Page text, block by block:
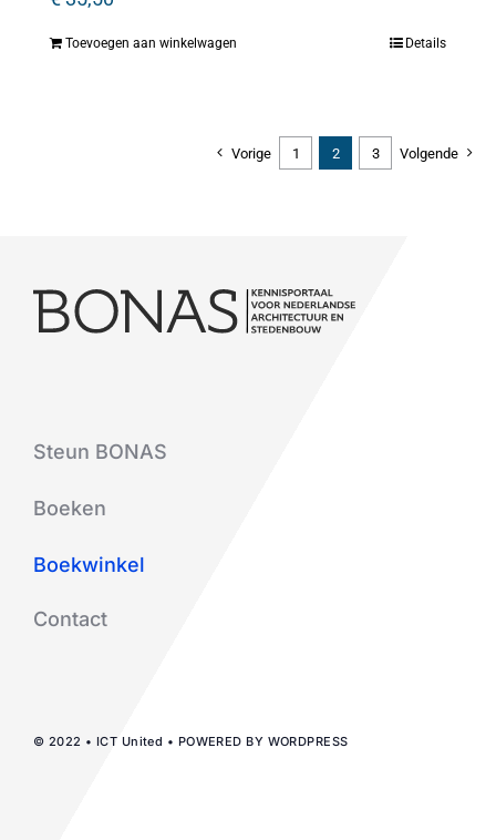
Toevoegen aan winkelwagen Details
Vorige 1 2 3 Volgende
Steun BONAS
Boeken
Boekwinkel
Contact
© 2022 • ICT United • POWERED BY WORDPRESS